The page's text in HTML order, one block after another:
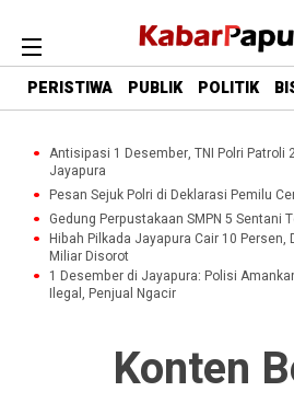
PERISTIWA PUBLIK POLITIK
Antisipasi 1 Desember, TNI Polri Patroli
Jayapura
Pesan Sejuk Polri di Deklarasi Pemilu
Gedung Perpustakaan SMPN 5 Sentani
Hibah Pilkada Jayapura Cair 10 Persen,
Miliar Disorot
1 Desember di Jayapura: Polisi
Ilegal, Penjual Ngacir
Konten